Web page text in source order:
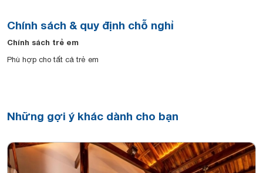
Chính sách & quy định chỗ nghỉ
Chính sách trẻ em
Phù hợp cho tất cả trẻ em
Những gợi ý khác dành cho bạn